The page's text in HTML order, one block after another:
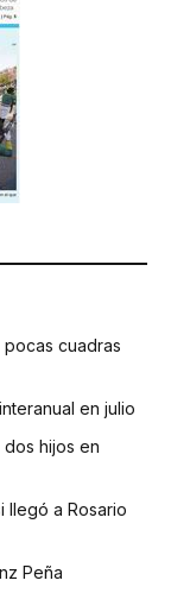
cuadras
en julio
hijos en
llegó a Rosario
Peña